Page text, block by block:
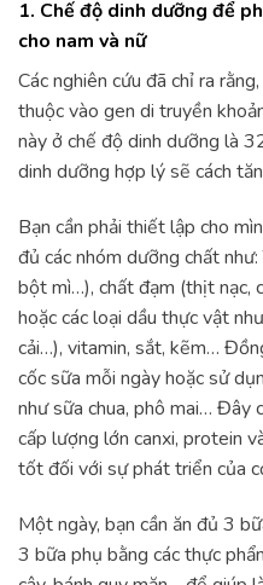
1. Chế độ dinh dưỡng để
cho nam và nữ
Các nghiên cứu đã chỉ ra
thuộc vào gen di truyền
này ở chế độ dinh dưỡng là
dinh dưỡng hợp lý sẽ cách
Bạn cần phải thiết lập cho
đủ các nhóm dưỡng chất
bột mì…), chất đạm (thịt nạc,
hoặc các loại dầu thực vật
cải…), vitamin, sắt, kẽm…
cốc sữa mỗi ngày hoặc sử
như sữa chua, phô mai… Đây
cấp lượng lớn canxi, protein
tốt đối với sự phát triển của
Một ngày, bạn cần ăn đủ 3
3 bữa phụ bằng các thực